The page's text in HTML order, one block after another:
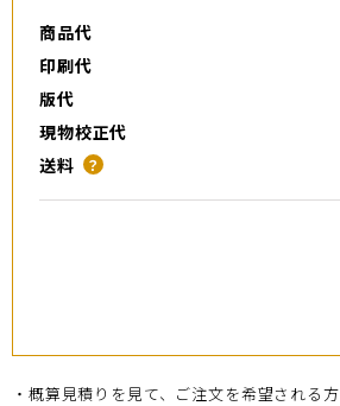
商品代
印刷代
版代
現物校正代
送料 ？
・概算見積りを見て、ご注文を希望される方